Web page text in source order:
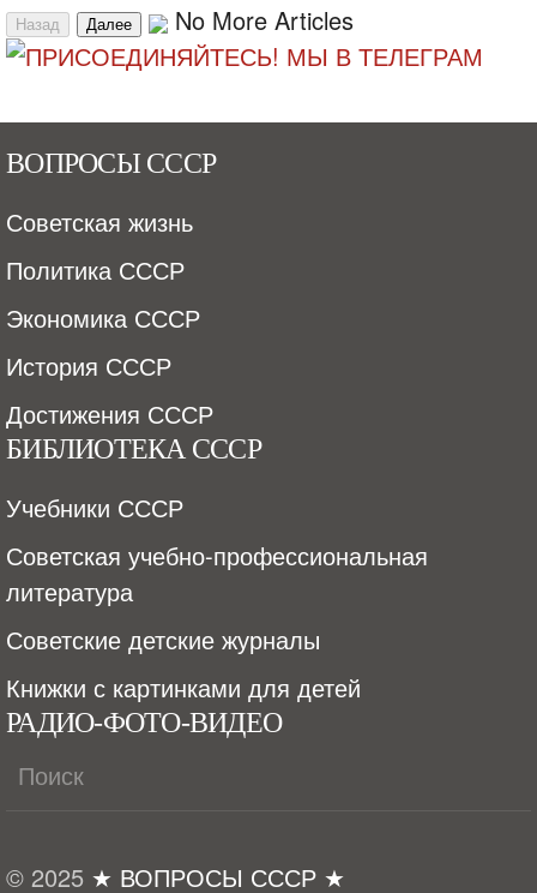
Назад Далее No More Articles
ВОПРОСЫ СССР
Советская жизнь
Политика СССР
Экономика СССР
История СССР
Достижения СССР
БИБЛИОТЕКА СССР
Учебники СССР
Советская учебно-профессиональная
литература
Советские детские журналы
Книжки с картинками для детей
РАДИО-ФОТО-ВИДЕО
© 2025 ★ ВОПРОСЫ СССР ★